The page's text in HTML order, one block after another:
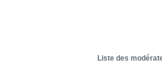
Liste des